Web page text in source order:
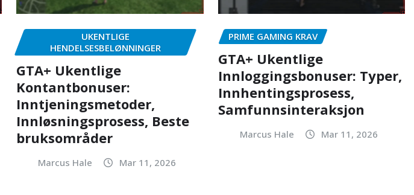
UKENTLIGE
HENDELSESBELØNNINGER
GTA+ Ukentlige
Kontantbonuser:
Inntjeningsmetoder,
Innløsningsprosess, Beste
bruksområder
Marcus Hale Mar 11, 2026
PRIME GAMING KRAV
GTA+ Ukentlige
Innloggingsbonuser: Typer,
Innhentingsprosess,
Samfunnsinteraksjon
Marcus Hale Mar 11, 2026